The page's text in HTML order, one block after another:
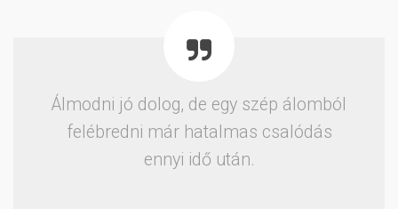
Álmodni jó dolog, de egy szép álomból
felébredni már hatalmas csalódás
ennyi idő után.